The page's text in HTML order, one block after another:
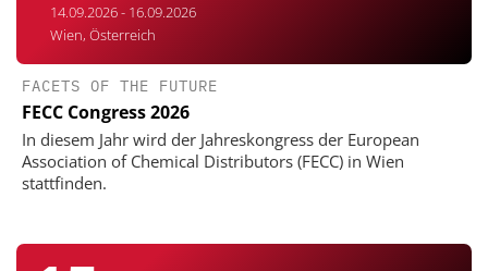
14.09.2026 - 16.09.2026
Wien, Österreich
FACETS OF THE FUTURE
FECC Congress 2026
In diesem Jahr wird der Jahreskongress der European
Association of Chemical Distributors (FECC) in Wien
stattfinden.